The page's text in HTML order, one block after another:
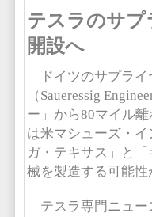
テスラのサプ
開設へ
ドイツのサプライ
（Saueressig
ー」から80マイル
は米マシューズ・
ガ・テキサス」と
械を製造する可能性
テスラ専門ニュー